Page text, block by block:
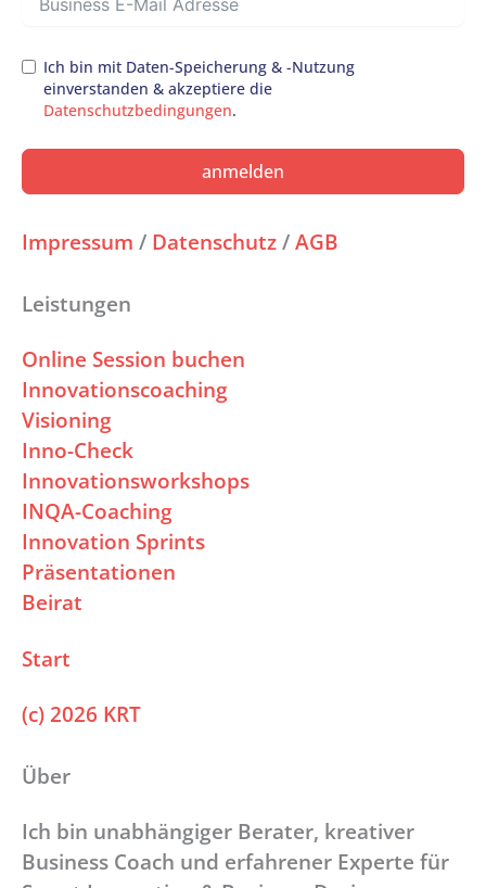
Ich bin mit Daten-Speicherung & -Nutzung
einverstanden & akzeptiere die
Datenschutzbedingungen.
anmelden
Impressum / Datenschutz / AGB
Leistungen
Online Session buchen
Innovationscoaching
Visioning
Inno-Check
Innovationsworkshops
INQA-Coaching
Innovation Sprints
Präsentationen
Beirat
Start
(c) 2026 KRT
Über
Ich bin unabhängiger Berater, kreativer
Business Coach und erfahrener Experte für